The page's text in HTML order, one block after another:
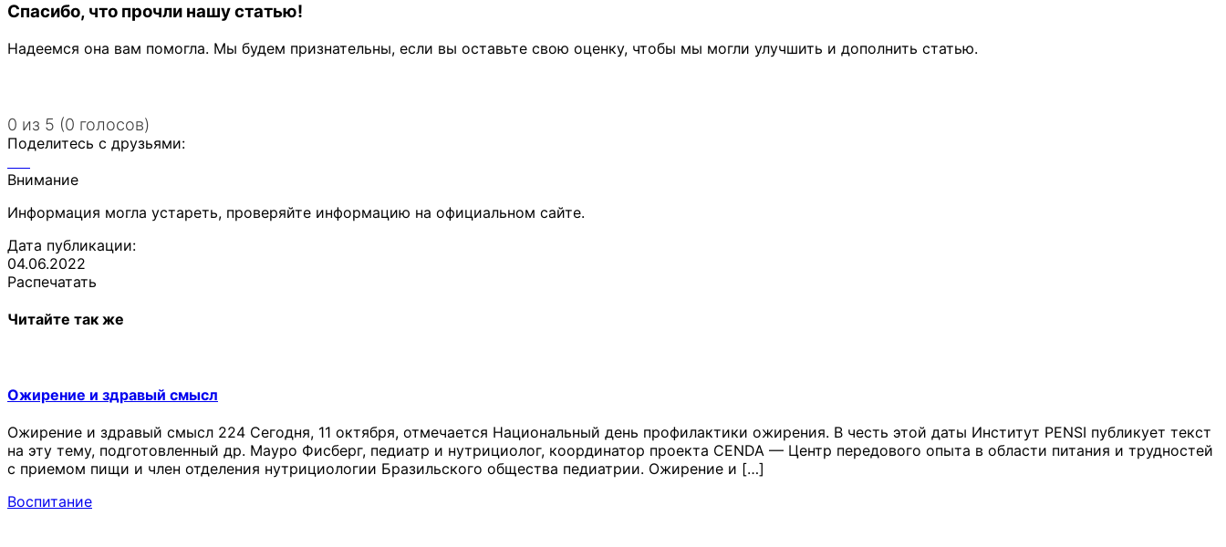
Спасибо, что прочли нашу статью!
Надеемся она вам помогла. Мы будем признательны, если вы оставьте свою оценку, чтобы мы могли улучшить и дополнить статью.
0 из 5 (0 голосов)
Поделитесь с друзьями:
Внимание
Информация могла устареть, проверяйте информацию на официальном сайте.
Дата публикации:
04.06.2022
Распечатать
Читайте так же
Ожирение и здравый смысл
Ожирение и здравый смысл 224 Сегодня, 11 октября, отмечается Национальный день профилактики ожирения. В честь этой даты Институт PENSI публикует текст
на эту тему, подготовленный др. Мауро Фисберг, педиатр и нутрициолог, координатор проекта CENDA — Центр передового опыта в области питания и трудностей
с приемом пищи и член отделения нутрициологии Бразильского общества педиатрии. Ожирение и […]
Воспитание